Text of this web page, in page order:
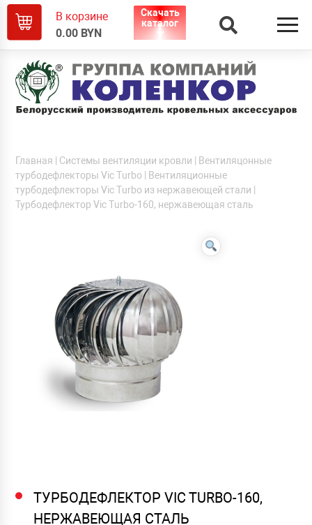
В корзине
0.00 BYN
Скачать
каталог
Главная Системы вентиляции кровли
Вентиляцонные
турбодефлекторы Vic Turbo
Вентиляционные
турбодефлекторы Vic Turbo из нержавеющей стали
Турбодефлектор Vic Turbo-160, нержавеющая сталь
ТУРБОДЕФЛЕКТОР VIC TURBO-160,
НЕРЖАВЕЮЩАЯ СТАЛЬ